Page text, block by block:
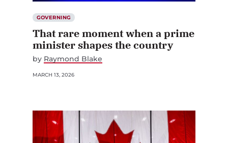
GOVERNING
That rare moment when a prime
minister shapes the country
by Raymond Blake
MARCH 13, 2026